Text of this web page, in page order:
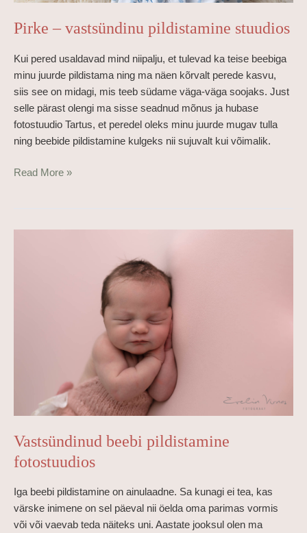
Pirke – vastsündinu pildistamine stuudios
Kui pered usaldavad mind niipalju, et tulevad ka teise beebiga
minu juurde pildistama ning ma näen kõrvalt perede kasvu,
siis see on midagi, mis teeb südame väga-väga soojaks. Just
selle pärast olengi ma sisse seadnud mõnus ja hubase
fotostuudio Tartus, et peredel oleks minu juurde mugav tulla
ning beebide pildistamine kulgeks nii sujuvalt kui võimalik.
Read More »
Vastsündinud beebi pildistamine
fotostuudios
Iga beebi pildistamine on ainulaadne. Sa kunagi ei tea, kas
värske inimene on sel päeval nii öelda oma parimas vormis
või või vaevab teda näiteks uni. Aastate jooksul olen ma